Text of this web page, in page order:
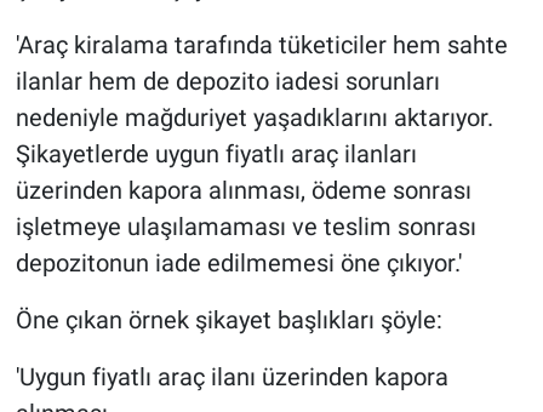
'Araç kiralama tarafında tüketiciler hem sahte
ilanlar hem de depozito iadesi sorunları
nedeniyle mağduriyet yaşadıklarını aktarıyor.
Şikayetlerde uygun fiyatlı araç ilanları
üzerinden kapora alınması, ödeme sonrası
işletmeye ulaşılamaması ve teslim sonrası
depozitonun iade edilmemesi öne çıkıyor.'
Öne çıkan örnek şikayet başlıkları şöyle:
'Uygun fiyatlı araç ilanı üzerinden kapora